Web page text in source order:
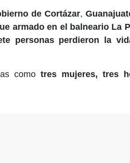
de Cortázar,
armado en el balneario La
personas perdieron la
comotres mujeres, tres